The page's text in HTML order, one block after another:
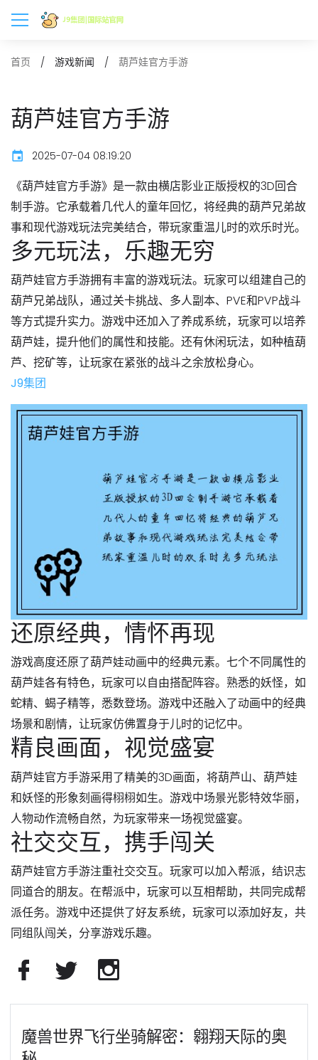
首页 游戏新闻 葫芦娃官方手游
葫芦娃官方手游
2025-07-04 08:19:20
《葫芦娃官方手游》是一款由横店影业正版授权的3D回合
制手游。它承载着几代人的童年回忆，将经典的葫芦兄弟故
事和现代游戏玩法完美结合，带玩家重温儿时的欢乐时光。
多元玩法，乐趣无穷
葫芦娃官方手游拥有丰富的游戏玩法。玩家可以组建自己的
葫芦兄弟战队，通过关卡挑战、多人副本、PVE和PVP战斗
等方式提升实力。游戏中还加入了养成系统，玩家可以培养
葫芦娃，提升他们的属性和技能。还有休闲玩法，如种植葫
芦、挖矿等，让玩家在紧张的战斗之余放松身心。
J9集团
还原经典，情怀再现
游戏高度还原了葫芦娃动画中的经典元素。七个不同属性的
葫芦娃各有特色，玩家可以自由搭配阵容。熟悉的妖怪，如
蛇精、蝎子精等，悉数登场。游戏中还融入了动画中的经典
场景和剧情，让玩家仿佛置身于儿时的记忆中。
精良画面，视觉盛宴
葫芦娃官方手游采用了精美的3D画面，将葫芦山、葫芦娃
和妖怪的形象刻画得栩栩如生。游戏中场景光影特效华丽，
人物动作流畅自然，为玩家带来一场视觉盛宴。
社交交互，携手闯关
葫芦娃官方手游注重社交交互。玩家可以加入帮派，结识志
同道合的朋友。在帮派中，玩家可以互相帮助，共同完成帮
派任务。游戏中还提供了好友系统，玩家可以添加好友，共
同组队闯关，分享游戏乐趣。
魔兽世界飞行坐骑解密：翱翔天际的奥